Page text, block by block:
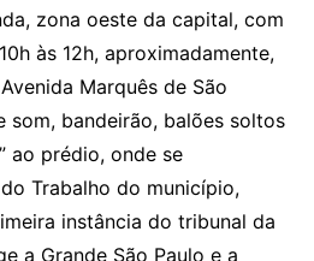
zona oeste da capital, com
às 12h, aproximadamente,
Marquês de São
som, bandeirão, balões soltos
ao prédio, onde se
Trabalho do município,
instância do tribunal da
a Grande São Paulo e a